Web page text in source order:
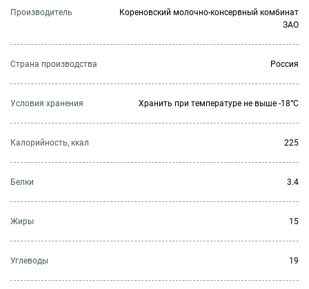
Производитель
Кореновский молочно-консервный комбинат
ЗАО
Страна производства Россия
Условия хранения Хранить при температуре не выше -18°C
Калорийность, ккал 225
Белки 3.4
Жиры 15
Углеводы 19